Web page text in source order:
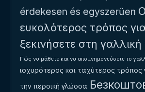
érdekesen és egyszerűen Ο
ευκολότερος τρόπος
ξεκινήσετε στη
Πώς να μάθετε και να απομνημονεύσετε το
ισχυρότερος και ταχύτερος τρόπος
την περσική γλώσσα